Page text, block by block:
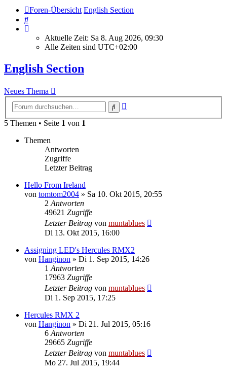
Foren-Übersicht English Section
Suche
Aktuelle Zeit: Sa 8. Aug 2026, 09:30
Alle Zeiten sind UTC+02:00
English Section
Neues Thema
Suche
5 Themen • Seite 1 von 1
Themen
Antworten
Zugriffe
Letzter Beitrag
Hello From Ireland
von tomtom2004 » Sa 10. Okt 2015, 20:55
2 Antworten
49621 Zugriffe
Letzter Beitrag von muntablues
Di 13. Okt 2015, 16:00
Assigning LED's Hercules RMX2
von Hanginon » Di 1. Sep 2015, 14:26
1 Antworten
17963 Zugriffe
Letzter Beitrag von muntablues
Di 1. Sep 2015, 17:25
Hercules RMX 2
von Hanginon » Di 21. Jul 2015, 05:16
6 Antworten
29665 Zugriffe
Letzter Beitrag von muntablues
Mo 27. Jul 2015, 19:44